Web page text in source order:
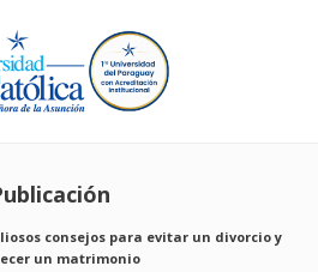
consejos para evitar un divorcio y
un matrimonio